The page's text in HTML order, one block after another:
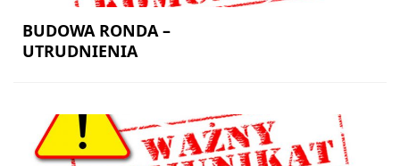
BUDOWA RONDA –
UTRUDNIENIA